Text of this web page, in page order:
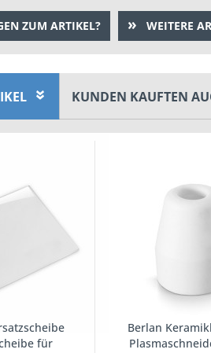
ZUM ARTIKEL? WEITERE
KUNDEN KAUFTEN
für
Berlan